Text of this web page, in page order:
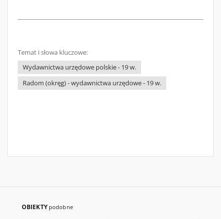
Temat i słowa kluczowe:
Wydawnictwa urzędowe polskie - 19 w.
Radom (okręg) - wydawnictwa urzędowe - 19 w.
OBIEKTY podobne